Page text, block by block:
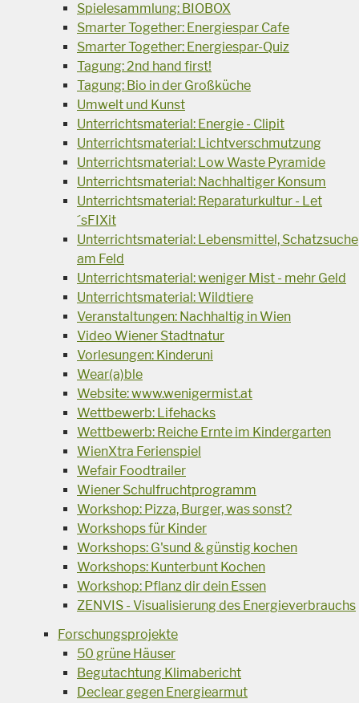
Spielesammlung: BIOBOX
Smarter Together: Energiespar Cafe
Smarter Together: Energiespar-Quiz
Tagung: 2nd hand first!
Tagung: Bio in der Großküche
Umwelt und Kunst
Unterrichtsmaterial: Energie - Clipit
Unterrichtsmaterial: Lichtverschmutzung
Unterrichtsmaterial: Low Waste Pyramide
Unterrichtsmaterial: Nachhaltiger Konsum
Unterrichtsmaterial: Reparaturkultur - Let
´sFIXit
Unterrichtsmaterial: Lebensmittel, Schatzsuche
am Feld
Unterrichtsmaterial: weniger Mist - mehr Geld
Unterrichtsmaterial: Wildtiere
Veranstaltungen: Nachhaltig in Wien
Video Wiener Stadtnatur
Vorlesungen: Kinderuni
Wear(a)ble
Website: www.wenigermist.at
Wettbewerb: Lifehacks
Wettbewerb: Reiche Ernte im Kindergarten
WienXtra Ferienspiel
Wefair Foodtrailer
Wiener Schulfruchtprogramm
Workshop: Pizza, Burger, was sonst?
Workshops für Kinder
Workshops: G'sund & günstig kochen
Workshops: Kunterbunt Kochen
Workshop: Pflanz dir dein Essen
ZENVIS - Visualisierung des Energieverbrauchs
Forschungsprojekte
50 grüne Häuser
Begutachtung Klimabericht
Declear gegen Energiearmut